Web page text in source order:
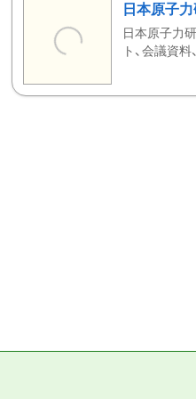
日本原子
日本原子力
ト、会議資